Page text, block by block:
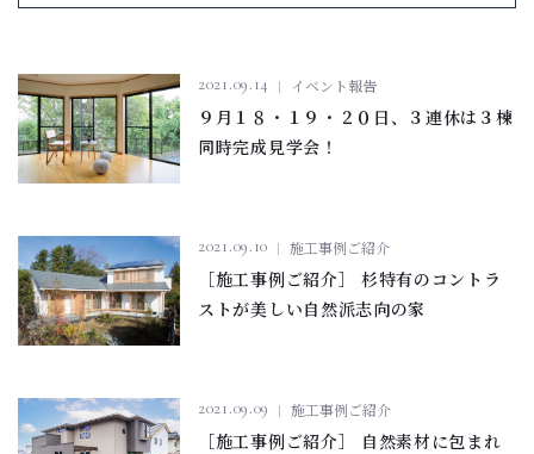
2021.09.14 イベント報告
９月１８・１９・２０日、３連休は３棟
同時完成見学会！
2021.09.10 施工事例ご紹介
［施工事例ご紹介］ 杉特有のコントラ
ストが美しい自然派志向の家
2021.09.09 施工事例ご紹介
［施工事例ご紹介］ 自然素材に包まれ